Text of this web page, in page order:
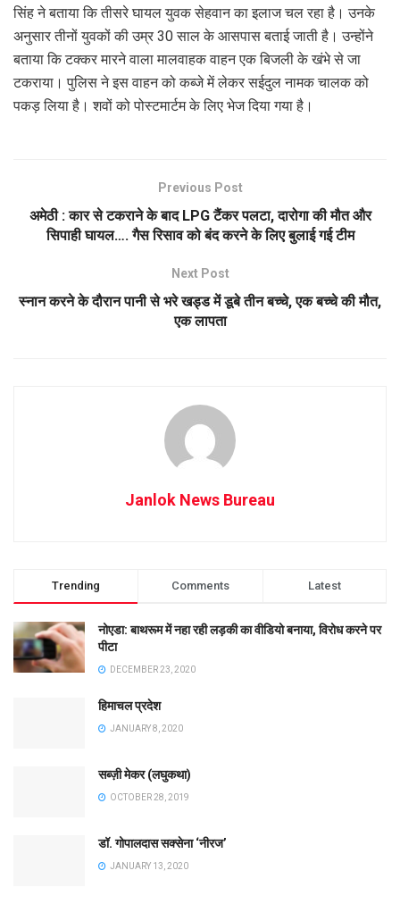
सिंह ने बताया कि तीसरे घायल युवक सेहवान का इलाज चल रहा है। उनके
अनुसार तीनों युवकों की उम्र 30 साल के आसपास बताई जाती है। उन्होंने
बताया कि टक्कर मारने वाला मालवाहक वाहन एक बिजली के खंभे से जा
टकराया। पुलिस ने इस वाहन को कब्जे में लेकर सईदुल नामक चालक को
पकड़ लिया है। शवों को पोस्टमार्टम के लिए भेज दिया गया है।
Previous Post
अमेठी : कार से टकराने के बाद LPG टैंकर पलटा, दारोगा की मौत और
सिपाही घायल…. गैस रिसाव को बंद करने के लिए बुलाई गई टीम
Next Post
स्नान करने के दौरान पानी से भरे खड्ड में डूबे तीन बच्चे, एक बच्चे की मौत,
एक लापता
Janlok News Bureau
Trending Comments Latest
नोएडा: बाथरूम में नहा रही लड़की का वीडियो बनाया, विरोध करने पर
पीटा
DECEMBER 23, 2020
हिमाचल प्रदेश
JANUARY 8, 2020
सब्ज़ी मेकर (लघुकथा)
OCTOBER 28, 2019
डॉ. गोपालदास सक्सेना ‘नीरज’
JANUARY 13, 2020